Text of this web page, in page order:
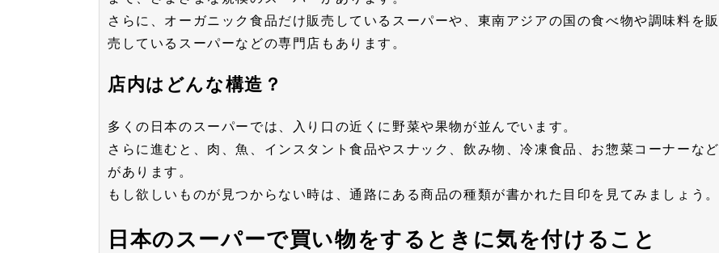
さらに、オーガニック食品だけ販売しているスーパーや、東南アジアの国の食べ物や調味料を販
売しているスーパーなどの専門店もあります。
店内はどんな構造？
多くの日本のスーパーでは、入り口の近くに野菜や果物が並んでいます。
さらに進むと、肉、魚、インスタント食品やスナック、飲み物、冷凍食品、お惣菜コーナーなど
があります。
もし欲しいものが見つからない時は、通路にある商品の種類が書かれた目印を見てみましょう。
日本のスーパーで買い物をするときに気を付けること